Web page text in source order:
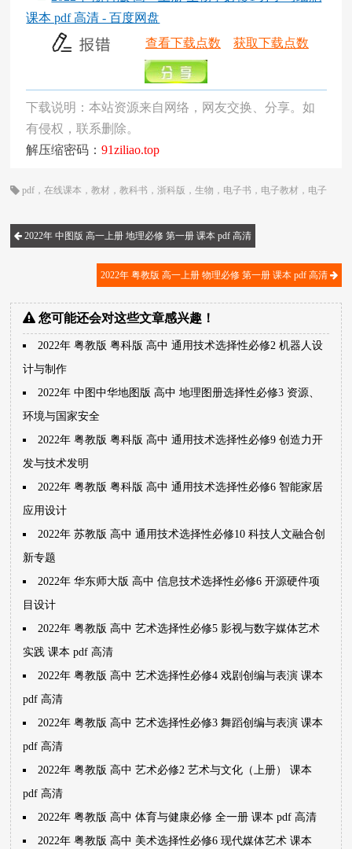
课本 pdf 高清 - 百度网盘
查看下载点数
获取下载点数
下载说明：本站资源来自网络，网友交换、分享。如
有侵权，联系删除。
解压缩密码：91ziliao.top
pdf ，在线课本 ，教材 ，教科书 ，浙科版 ，生物 ， 电子书 ， 电子教材 ， 电子
2022年 中图版 高一上册 地理必修 第一册 课本 pdf 高清
2022年 粤教版 高一上册 物理必修 第一册 课本 pdf 高清
您可能还会对这些文章感兴趣！
2022年 粤教版 粤科版 高中 通用技术选择性必修2 机器人设
计与制作
2022年 中图中华地图版 高中 地理图册选择性必修3 资源、
环境与国家安全
2022年 粤教版 粤科版 高中 通用技术选择性必修9 创造力开
发与技术发明
2022年 粤教版 粤科版 高中 通用技术选择性必修6 智能家居
应用设计
2022年 苏教版 高中 通用技术选择性必修10 科技人文融合创
新专题
2022年 华东师大版 高中 信息技术选择性必修6 开源硬件项
目设计
2022年 粤教版 高中 艺术选择性必修5 影视与数字媒体艺术
实践 课本 pdf 高清
2022年 粤教版 高中 艺术选择性必修4 戏剧创编与表演 课本
pdf 高清
2022年 粤教版 高中 艺术选择性必修3 舞蹈创编与表演 课本
pdf 高清
2022年 粤教版 高中 艺术必修2 艺术与文化（上册） 课本
pdf 高清
2022年 粤教版 高中 体育与健康必修 全一册 课本 pdf 高清
2022年 粤教版 高中 美术选择性必修6 现代媒体艺术 课本